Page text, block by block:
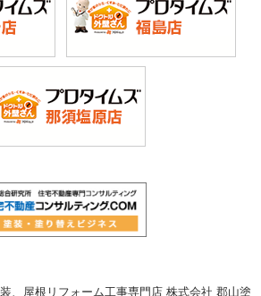
、屋根リフォーム工事専門店 株式会社 郡山塗